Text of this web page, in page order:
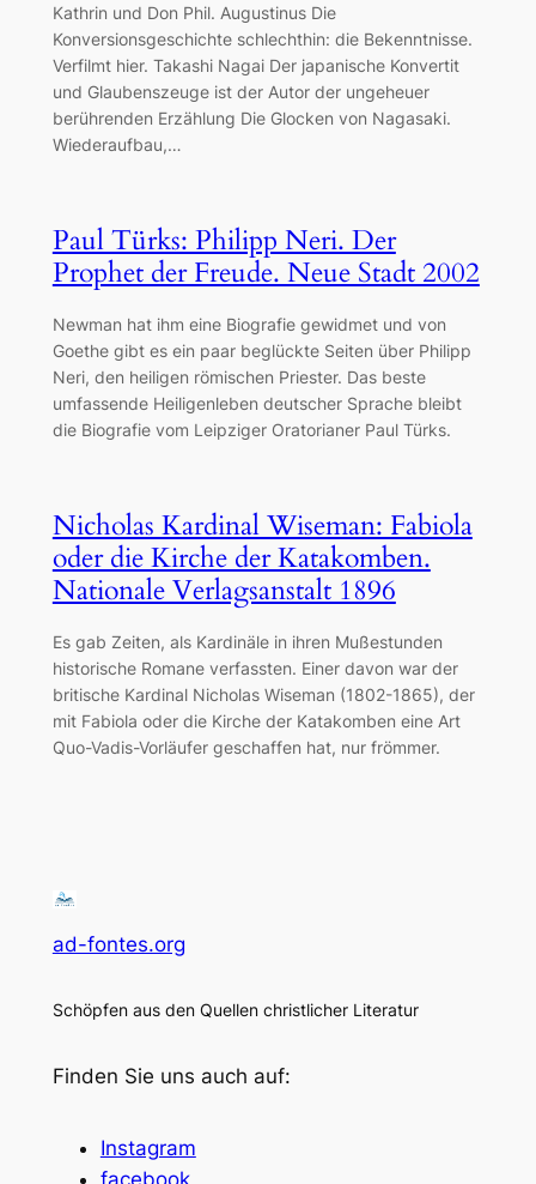
Kathrin und Don Phil. Augustinus Die
Konversionsgeschichte schlechthin: die Bekenntnisse.
Verfilmt hier. Takashi Nagai Der japanische Konvertit
und Glaubenszeuge ist der Autor der ungeheuer
berührenden Erzählung Die Glocken von Nagasaki.
Wiederaufbau,…
Paul Türks: Philipp Neri. Der
Prophet der Freude. Neue Stadt 2002
Newman hat ihm eine Biografie gewidmet und von
Goethe gibt es ein paar beglückte Seiten über Philipp
Neri, den heiligen römischen Priester. Das beste
umfassende Heiligenleben deutscher Sprache bleibt
die Biografie vom Leipziger Oratorianer Paul Türks.
Nicholas Kardinal Wiseman: Fabiola
oder die Kirche der Katakomben.
Nationale Verlagsanstalt 1896
Es gab Zeiten, als Kardinäle in ihren Mußestunden
historische Romane verfassten. Einer davon war der
britische Kardinal Nicholas Wiseman (1802-1865), der
mit Fabiola oder die Kirche der Katakomben eine Art
Quo-Vadis-Vorläufer geschaffen hat, nur frömmer.
ad-fontes.org
Schöpfen aus den Quellen christlicher Literatur
Finden Sie uns auch auf:
Instagram
facebook